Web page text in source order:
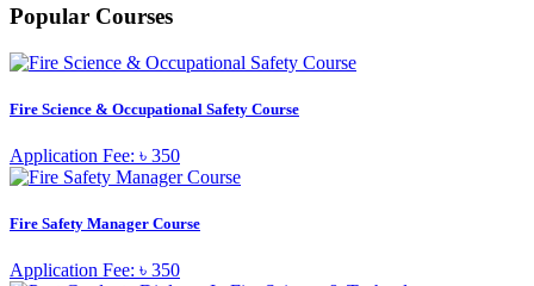
Popular Courses
Fire Science & Occupational Safety Course
Application Fee: ৳ 350
Fire Safety Manager Course
Application Fee: ৳ 350